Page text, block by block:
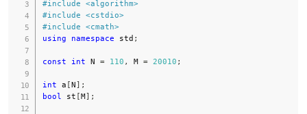
#include <algorithm>
#include <cstdio>
#include <cmath>
using
namespace std ;
const int N = 110 , M = 20010 ;
int a [N] ;
bool st [M] ;